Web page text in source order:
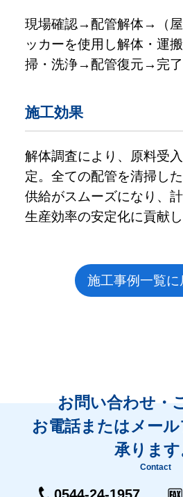
現場確認→配管解体→（屋
ッカーを使用し解体・運
掃・洗浄→配管復元→完了
施工効果
解体調査により、原料受
定。全ての配管を清掃し
供給がスムーズになり、計
生産効率の安定化に貢献し
施工事例一覧に
お問い合わせ・
お電話またはメー
承ります
Contact